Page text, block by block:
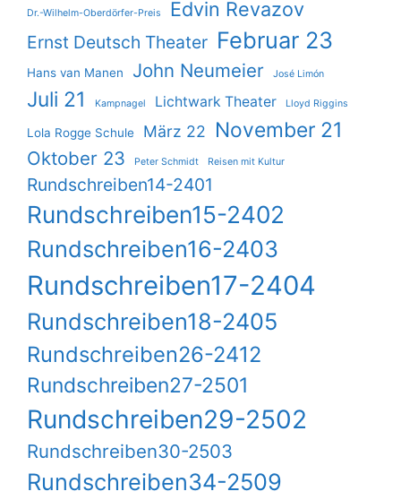
Dr.-Wilhelm-Oberdörfer-Preis Edvin Revazov
Ernst Deutsch Theater Februar 23
Hans van Manen John Neumeier José Limón
Juli 21 Kampnagel Lichtwark Theater Lloyd Riggins
Lola Rogge Schule März 22 November 21
Oktober 23 Peter Schmidt Reisen mit Kultur
Rundschreiben14-2401
Rundschreiben15-2402
Rundschreiben16-2403
Rundschreiben17-2404
Rundschreiben18-2405
Rundschreiben26-2412
Rundschreiben27-2501
Rundschreiben29-2502
Rundschreiben30-2503
Rundschreiben34-2509